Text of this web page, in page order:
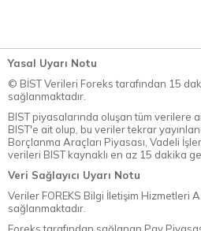
Yasal Uyarı Notu
© BİST Verileri Foreks tarafından 15
sağlanmaktadır.
BIST piyasalarında oluşan tüm verilere
BIST'e ait olup, bu veriler tekrar
Borçlanma Araçları Piyasası, Vadeli
verileri BIST kaynaklı en az 15 dakika
Veri Sağlayıcı Uyarı Notu
Veriler FOREKS Bilgi İletişim Hizmetleri
sağlanmaktadır.